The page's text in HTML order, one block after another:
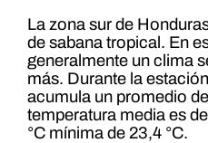
La zona sur de
de sabana tropical. En
generalmente un clima
más. Durante la
acumula un promedio
temperatura media es
°C mínima de 23,4 °C.